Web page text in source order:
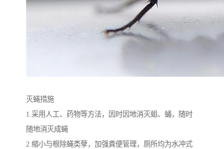
灭蝇措施
1.采用人工、药物等方法，因时因地消灭蛆、蛹，随时
随地消灭成蝇
2.缩小与根除蝇类孽，加强粪便管理，厕所均为水冲式